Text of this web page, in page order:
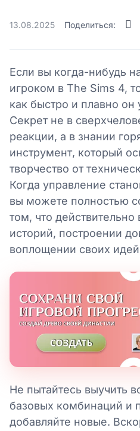
13.08.2025 Поделиться:
Если вы когда-нибудь
игроком в The Sims 4,
как быстро и плавно он
Секрет не в
реакции, а в знании
инструмент, который
творчество от
Когда управление
вы можете полностью
том, что
историй, построении
воплощении своих
Не пытайтесь выучить
базовых комбинаций и
добавляйте новые.